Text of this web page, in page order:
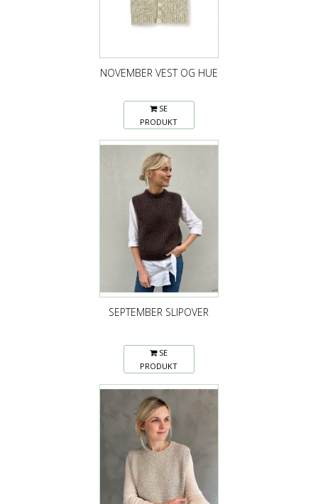
NOVEMBER VEST OG HUE
SE
PRODUKT
SEPTEMBER SLIPOVER
SE
PRODUKT